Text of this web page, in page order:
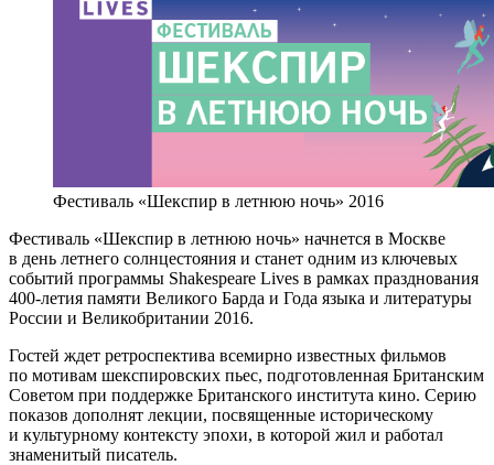
Фестиваль «Шекспир в летнюю ночь» 2016
Фестиваль «Шекспир в летнюю ночь» начнется в Москве
в день летнего солнцестояния и станет одним из ключевых
событий программы Shakespeare Lives в рамках празднования
400-летия памяти Великого Барда и Года языка и литературы
России и Великобритании 2016.
Гостей ждет ретроспектива всемирно известных фильмов
по мотивам шекспировских пьес, подготовленная Британским
Советом при поддержке Британского института кино. Серию
показов дополнят лекции, посвященные историческому
и культурному контексту эпохи, в которой жил и работал
знаменитый писатель.